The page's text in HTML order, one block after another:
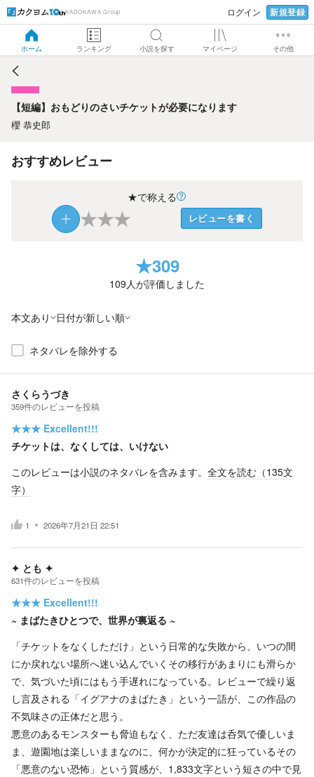
KADOKAWA Group ログイン 新規登録
ホーム ランキング 小説を探す マイページ その他
【短編】おもどりのさいチケットが必要になります
【短編】おもどりのさいチケットが必要になります
櫻 恭史郎
おすすめレビュー
★で称える
★★★ レビューを書く
★309
109人が評価しました
本文あり 日付が新しい順
ネタバレを除外する
さくらうづき
359件のレビューを投稿
★★★ Excellent!!!
チケットは、なくしては、いけない
このレビューは小説のネタバレを含みます。 全文を読む（135文
字）
1 2026年7月21日 22:51
✦ とも ✦
631件のレビューを投稿
★★★ Excellent!!!
~ まばたきひとつで、世界が裏返る ~
「チケットをなくしただけ」という日常的な失敗から、いつの間
にか戻れない場所へ迷い込んでいくその移行があまりにも滑らか
で、気づいた頃にはもう手遅れになっている。レビューで繰り返
し言及される「イグアナのまばたき」という一語が、この作品の
不気味さの正体だと思う。
悪意のあるモンスターも脅迫もなく、ただ友達は呑気で優しいま
ま、遊園地は楽しいままなのに、何かが決定的に狂っているその
「悪意のない恐怖」という質感が、1,833文字という短さの中で見